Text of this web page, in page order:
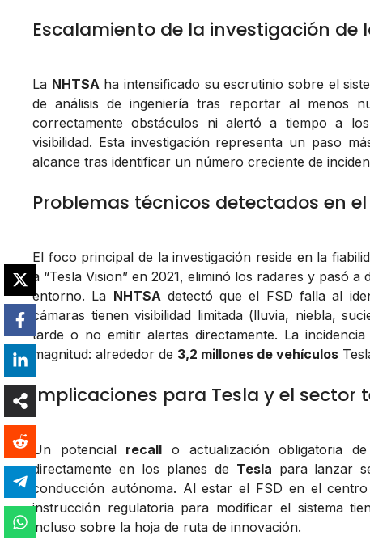
Escalamiento de la investigación de
La NHTSAha intensificado su escrutinio sobre el
de análisis de ingeniería tras reportar al menos
correctamente obstáculos ni alertó a tiempo a
visibilidad. Esta investigación representa un paso
alcance tras identificar un número creciente de
Problemas técnicos detectados en el
El foco principal de la investigación reside en la
a “Tesla Vision” en 2021, eliminó los radares y pasó
entorno. La NHTSAdetectó que el FSD falla al
cámaras tienen visibilidad limitada (lluvia, niebla,
tarde o no emitir alertas directamente. La
magnitud: alrededor de 3,2 millones de vehículos
Implicaciones para Tesla y el
Un potencial recall o actualización obligatoria
directamente en los planes de Tesla para lanzar
conducción autónoma. Al estar el FSD en el
instrucción regulatoria para modificar el sistema
incluso sobre la hoja de ruta de innovación.